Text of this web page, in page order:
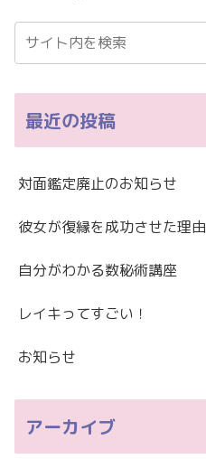
最近の投稿
対面鑑定廃止のお知らせ
彼女が復縁を成功させた理由
自分がわかる数秘術講座
レイキってすごい！
お知らせ
アーカイブ